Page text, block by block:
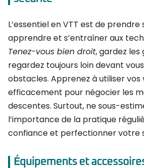
L’essentiel en VTT est de
apprendre et s’entraîner aux
Tenez-vous bien droit, gardez les
regardez toujours loin devant
obstacles. Apprenez à utiliser vos
efficacement pour négocier les
descentes. Surtout, ne sous-
l’importance de la pratique
confiance et perfectionner votre
Équipements et